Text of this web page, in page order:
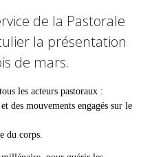
de la Pastorale
la présentation
de mars.
les acteurs pastoraux :
des mouvements engagés sur le
du corps.